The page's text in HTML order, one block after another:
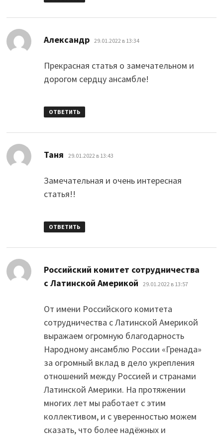
Александр: 29.01.2022 в 13:34
Прекрасная статья о замечательном и
дорогом сердцу ансамбле!
ОТВЕТИТЬ
Таня 29.01.2022 в 13:43
Замечательная и очень интересная
статья!!
ОТВЕТИТЬ
Российский комитет сотрудничества
с Латинской Америкой
29.01.2022 в 13:57
От имени Российского комитета
сотрудничества с Латинской Америкой
выражаем огромную благодарность
Народному ансамблю России «Гренада»
за огромный вклад в дело укрепления
отношений между Россией и странами
Латинской Америки. На протяжении
многих лет мы работает с этим
коллективом, и с уверенностью можем
сказать, что более надёжных и